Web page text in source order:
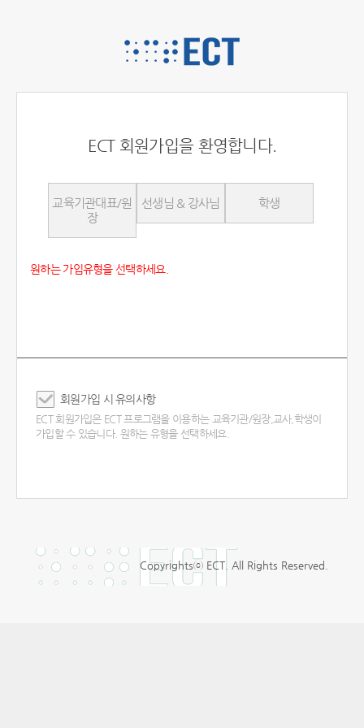
ECT 회원가입을 환영합니다.
교육기관대표/원
장
선생님 & 강사님 학생
원하는 가입유형을 선택하세요.
회원가입 시 유의사항
ECT 회원가입은 ECT 프로그램을 이용하는 교육기관/원장,교사,학생이
가입할 수 있습니다. 원하는 유형을 선택하세요.
Copyrightsⓒ ECT. All Rights Reserved.